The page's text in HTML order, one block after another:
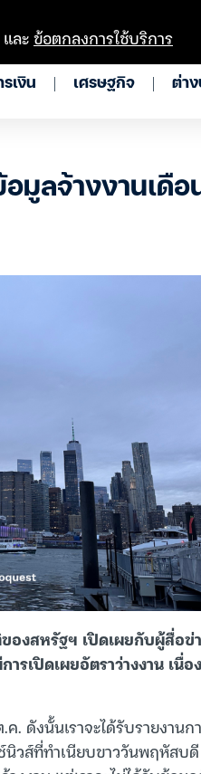
รเงิน เศรษฐกิจ ต่าง
มูลจ้างงานเดือ
งสหรัฐฯ เปิดเผยกับผู้สื่อข่
รเปิดเผยอัตราว่างงาน เนื่อ
. ดังนั้นเราจะได้รับรายงานก
วส์ที่ทำเนียบขาววันพฤหัสบ
และข้อตกลงการใช้บริการ